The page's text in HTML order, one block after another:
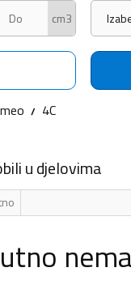
cm3
4C
u djelovima